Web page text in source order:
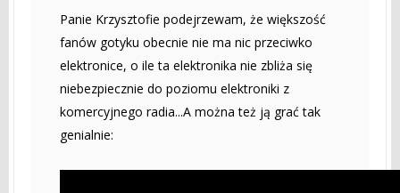
Panie Krzysztofie podejrzewam, że większość
fanów gotyku obecnie nie ma nic przeciwko
elektronice, o ile ta elektronika nie zbliża się
niebezpiecznie do poziomu elektroniki z
komercyjnego radia...A można też ją grać tak
genialnie: